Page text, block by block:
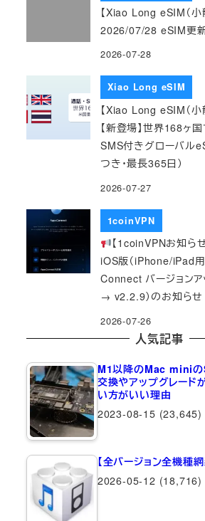
【Xiao Long eSIM（小
2026/07/28 eSIM更
2026-07-28
Xiao Long eSIM
【Xiao Long eSIM（小
【新登場】世界168ヶ
SMS付きグローバル
つき・最長365日）
2026-07-27
1coinVPN
【1coinVPNお知ら
iOS版（iPhone/iPad
Connect バージョンア
→ v2.2.9）のお知らせ
2026-07-26
人気記事
M1以降のMac miniの
交換やアップグレー
い方がいい理由
2023-08-15 (23,645)
【全バージョン全機種
2026-05-12 (18,716)